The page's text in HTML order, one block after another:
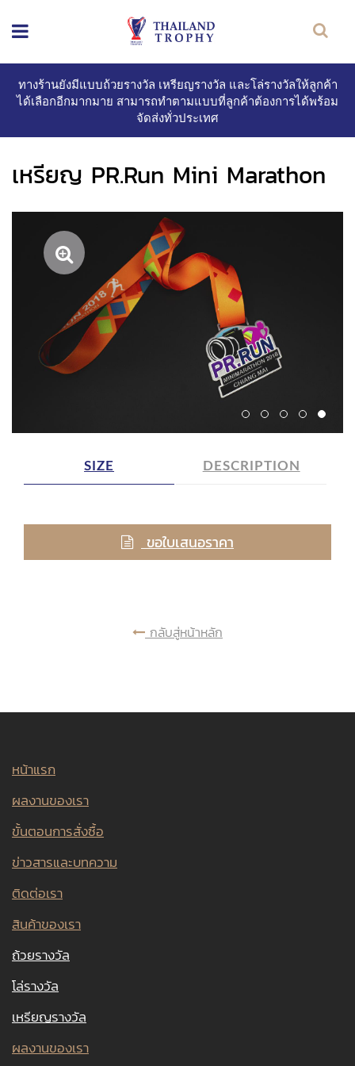
ทางร้านยังมีแบบถ้วยรางวัล เหรียญรางวัล และโล่รางวัลให้ลูกค้า
ได้เลือกอีกมากมาย สามารถทำตามแบบที่ลูกค้าต้องการได้พร้อม
จัดส่งทั่วประเทศ
เหรียญ PR.Run Mini Marathon
SIZE DESCRIPTION
ขอใบเสนอราคา
กลับสู่หน้าหลัก
หน้าแรก
ผลงานของเรา
ขั้นตอนการสั่งซื้อ
ข่าวสารและบทความ
ติดต่อเรา
สินค้าของเรา
ถ้วยรางวัล
โล่รางวัล
เหรียญรางวัล
ผลงานของเรา